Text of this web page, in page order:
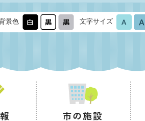
景色 文字サイズ